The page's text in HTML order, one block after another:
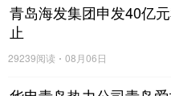
青岛海发集团申发40亿
止
29239阅读 08月06日